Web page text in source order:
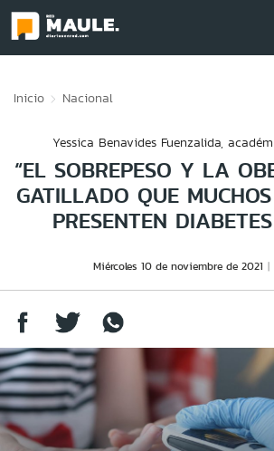
Inicio Nacional
Yessica Benavides Fuenzalida,
“EL SOBREPESO Y LA
GATILLADO QUE
PRESENTEN
Miércoles 10 de noviembre de 2021